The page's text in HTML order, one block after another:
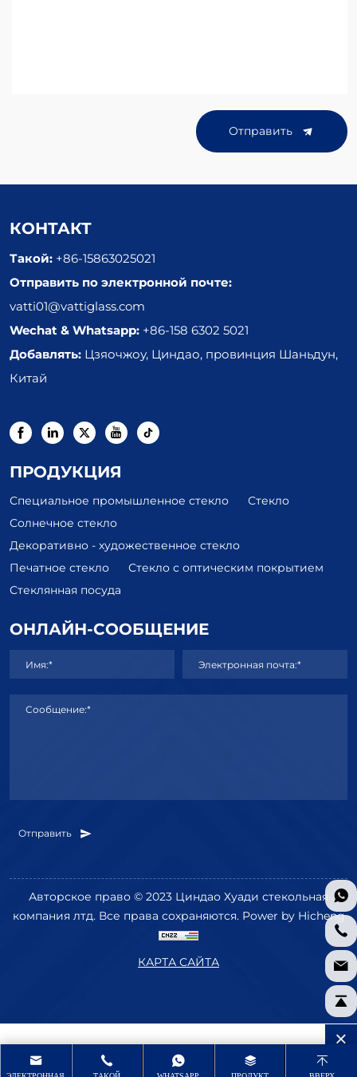
Отправить
КОНТАКТ
Такой: +86-15863025021
Отправить по электронной почте:
vatti01@vattiglass.com
Wechat & Whatsapp: +86-158 6302 5021
Добавлять: Цзяочжоу, Циндао, провинция Шаньдун,
Китай
ПРОДУКЦИЯ
Специальное промышленное стекло
Стекло
Солнечное стекло
Декоративно - художественное стекло
Печатное стекло
Стекло с оптическим покрытием
Стеклянная посуда
ОНЛАЙН-СООБЩЕНИЕ
Имя:* Электронная почта:*
Сообщение:*
Отправить
Авторское право © 2023 Циндао Хуади стекольная
компания лтд. Все права сохраняются. Power by Hicheng
КАРТА САЙТА